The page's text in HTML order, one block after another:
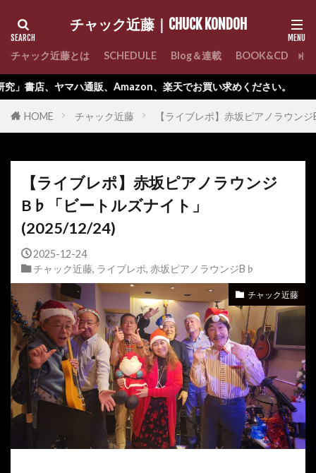
チャック近藤｜CHUCK KONDOH
チャック近藤とは SCHEDULE Blog＆連載 BOOK&CD
、楽天でお買い求めください。
HOME チャック近藤 【ライブレポ】赤坂ピアノラウン
【ライブレポ】赤坂ピアノラウンジ
B♭「ビートルズナイト」
(2025/12/24)
2025-12-24
チャック近藤, ライブレポ, 赤坂ピアノラウンジB♭
チャック近藤